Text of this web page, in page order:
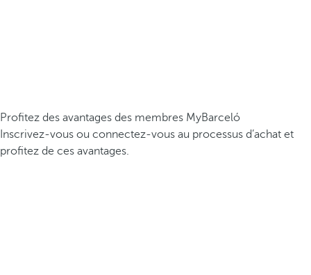
Profitez des avantages des membres MyBarceló
Inscrivez-vous ou connectez-vous au processus d’achat et
profitez de ces avantages.